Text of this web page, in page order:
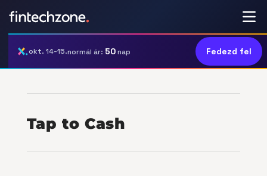
okt. 14-15.normál ár: 50nap Fedezd fel
Tap to Cash